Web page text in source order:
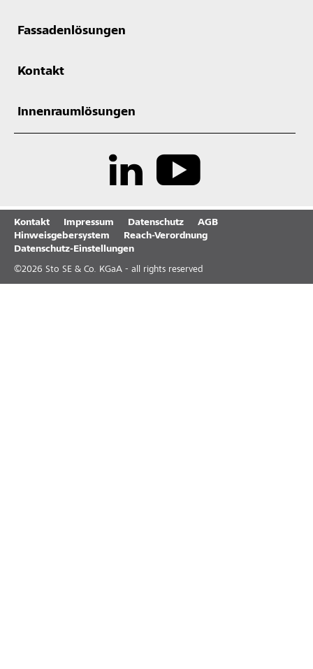
Fassadenlösungen
Kontakt
Innenraumlösungen
Kontakt Impressum Datenschutz
AGB
Hinweisgebersystem
Reach-Verordnung
Datenschutz-Einstellungen
©2026 Sto SE & Co. KGaA - all rights reserved